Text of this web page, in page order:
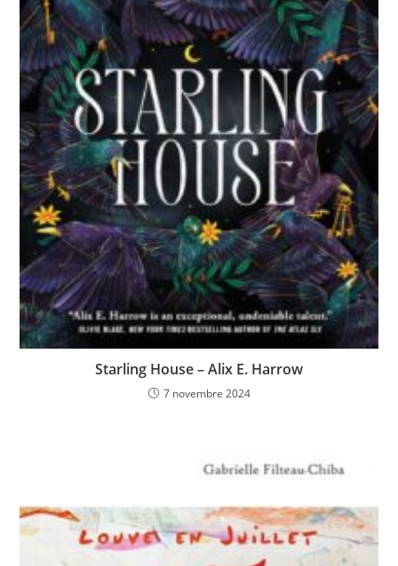
Starling House – Alix E. Harrow
7 novembre 2024